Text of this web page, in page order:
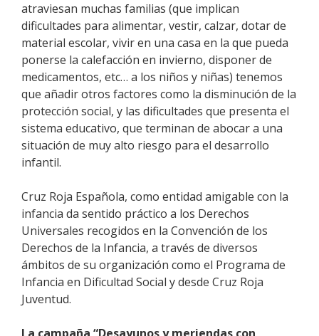
atraviesan muchas familias (que implican
dificultades para alimentar, vestir, calzar, dotar de
material escolar, vivir en una casa en la que pueda
ponerse la calefacción en invierno, disponer de
medicamentos, etc… a los niños y niñas) tenemos
que añadir otros factores como la disminución de la
protección social, y las dificultades que presenta el
sistema educativo, que terminan de abocar a una
situación de muy alto riesgo para el desarrollo
infantil.
Cruz Roja Española, como entidad amigable con la
infancia da sentido práctico a los Derechos
Universales recogidos en la Convención de los
Derechos de la Infancia, a través de diversos
ámbitos de su organización como el Programa de
Infancia en Dificultad Social y desde Cruz Roja
Juventud.